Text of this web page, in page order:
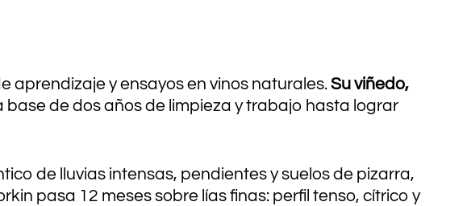
aprendizaje y ensayos en vinos naturales.Su viñedo,
de dos años de limpieza y trabajo hasta lograr
de lluvias intensas, pendientes y suelos de pizarra,
pasa 12 meses sobre lías finas: perfil tenso, cítrico y